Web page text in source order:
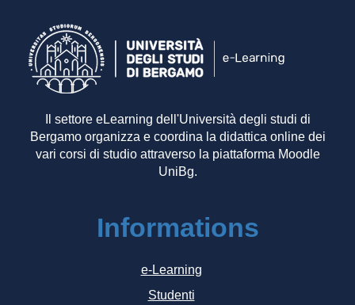
Il settore eLearning dell'Università degli studi di
Bergamo organizza e coordina la didattica online dei
vari corsi di studio attraverso la piattaforma Moodle
UniBg.
Informations
e-Learning
Studenti